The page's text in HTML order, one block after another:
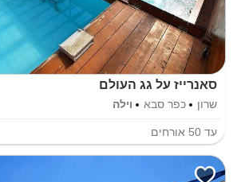
סאנרייז על גג העולם
שרון כפר סבא וילה
עד 50 אורחים